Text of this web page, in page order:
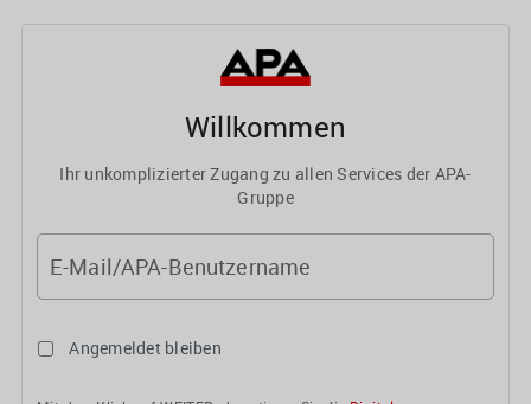
Willkommen
Ihr unkomplizierter Zugang zu allen Services der APA-
Gruppe
E-Mail/APA-Benutzername
Angemeldet bleiben